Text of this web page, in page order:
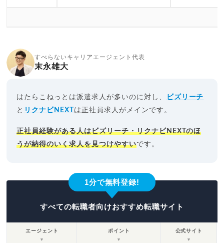
すべらないキャリアエージェント代表
末永雄大
はたらこねっとは派遣求人が多いのに対し、
ビズリーチ
と リクナビNEXT は正社員求人がメインです。
正社員経験がある人はビズリーチ・リクナビNEXTのほ
うが納得のいく求人を見つけやすいです。
1分で無料登録!
すべての転職者向けおすすめ転職サイト
エージェント
▼
ポイント
▼
公式サイト
▼